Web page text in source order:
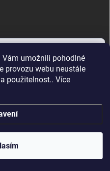
Vám umožnili pohodlné
provozu webu neustále
použitelnost.. Více
ochrany osobních údajů
. Všechna práva vyhrazena.